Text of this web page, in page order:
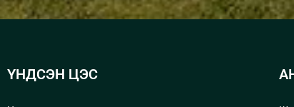
ҮНДСЭН ЦЭС